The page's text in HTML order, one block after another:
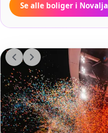
Se alle boliger i Novalja